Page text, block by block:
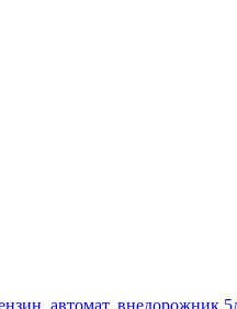
автомат, внедорожник